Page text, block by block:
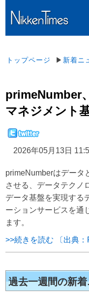
トップページ ▶ 新着ニ
primeNumber
マネジメント
2026年05月13日
primeNumberはデータ
させる、データテクノ
データ基盤を実現する
ーションサービスを通
ます。
>>続きを読む 〔出典：
過去一週間の新